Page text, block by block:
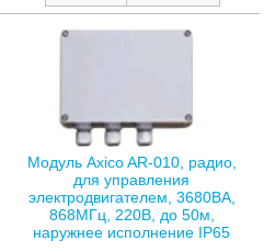
Модуль Axico AR-010, радио,
для управления
электродвигателем, 3680ВА,
868МГц, 220В, до 50м,
наружнее исполнение IP65